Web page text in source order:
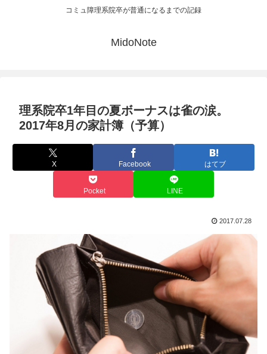
コミュ障理系院卒が普通になるまでの記録
MidoNote
理系院卒1年目の夏ボーナスは雀の涙。
2017年8月の家計簿（予算）
X Facebook はてブ
Pocket LINE
2017.07.28